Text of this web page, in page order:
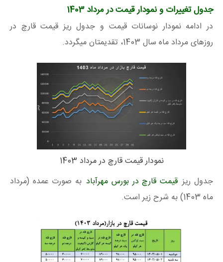
جدول تغییرات و نمودار قیمت در مرداد 1403
در ادامه نمودار نوسانات قیمت و جدول ریز قیمت قارچ در
روزهای مرداد ماه سال 1403، تقدیمتان میگردد.
نمودار قیمت قارچ در مرداد 1403
جدول ریز قیمت قارچ در بورس مهرآباد به صورت عمده (مرداد
ماه 1403) به شرح زیر است.